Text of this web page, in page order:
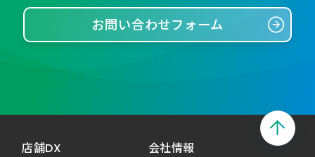
お問い合わせフォーム
店舗DX
会社情報